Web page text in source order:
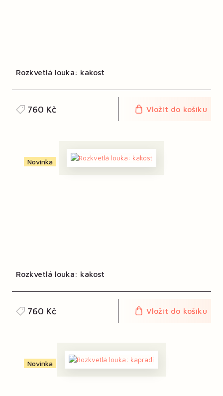
Rozkvetlá louka: kakost
760 Kč Vložit do košíku
Novinka
Rozkvetlá louka: kakost
760 Kč Vložit do košíku
Novinka